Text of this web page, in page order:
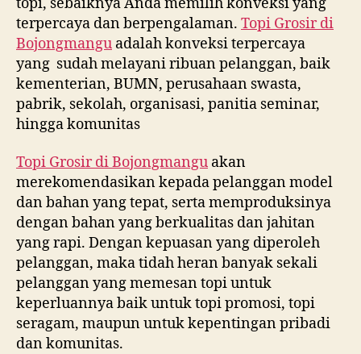
terpercaya dan berpengalaman. Topi Grosir di
Bojongmangu adalah konveksi terpercaya
yang sudah melayani ribuan pelanggan, baik
kementerian, BUMN, perusahaan swasta,
pabrik, sekolah, organisasi, panitia seminar,
hingga komunitas
Topi Grosir diBojongmangu akan
merekomendasikan kepada pelanggan model
dan bahan yang tepat, serta memproduksinya
dengan bahan yang berkualitas dan jahitan
yang rapi. Dengan kepuasan yang diperoleh
pelanggan, maka tidah heran banyak sekali
pelanggan yang memesan topi untuk
keperluannya baik untuk topi promosi, topi
seragam, maupun untuk kepentingan pribadi
dan komunitas.